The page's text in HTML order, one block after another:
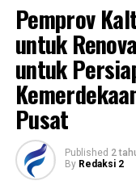
Pemprov
untuk
untuk
Pusat
Published 2
By Redaksi 2